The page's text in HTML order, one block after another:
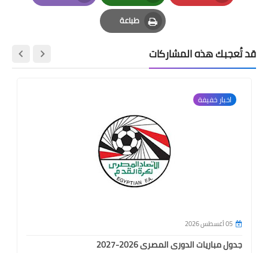
Pinterest
Whatsapp
Email
طباعة
Print
قد تُعجبك هذه المشاركات
اخبار خفيفة
05 أغسطس 2026
جدول مباريات الدورى المصرى 2026-2027